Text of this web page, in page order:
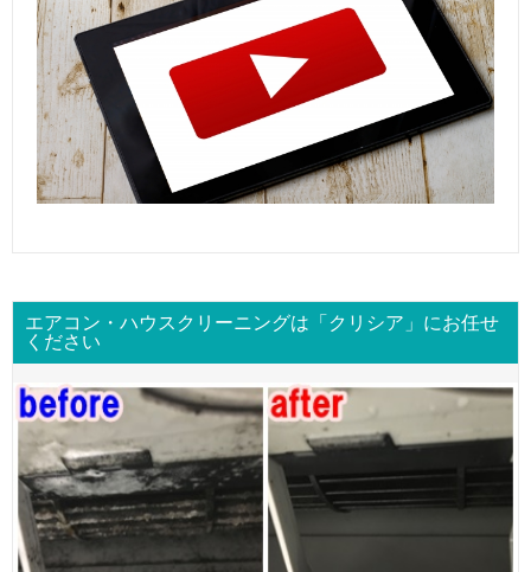
エアコン・ハウスクリーニングは「クリシア」にお任せ
ください